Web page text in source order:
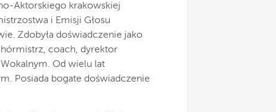
Aktorskiego krakowskiej
i Emisji Głosu
Zdobyła doświadczenie jako
coach, dyrektor
Od wielu lat
Posiada bogate doświadczenie